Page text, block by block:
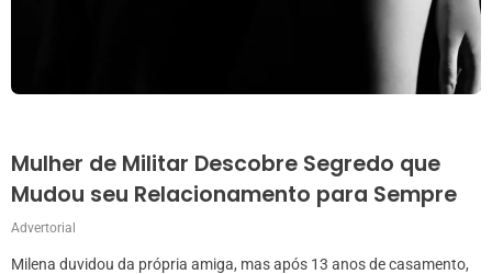
Mulher de Militar Descobre Segredo que
Mudou seu Relacionamento para Sempre
Advertorial
Milena duvidou da própria amiga, mas após 13 anos de casamento,